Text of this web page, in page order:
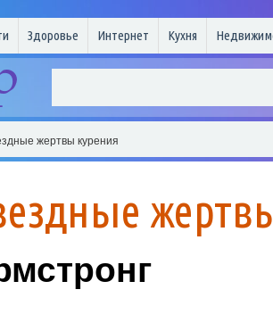
Здоровье Интернет Кухня
жертвы курения